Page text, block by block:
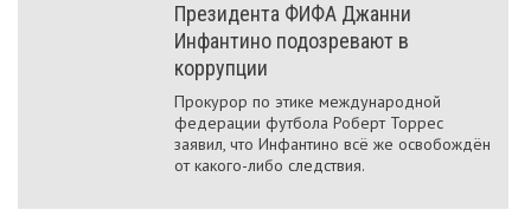
Президента ФИФА Джанни
Инфантино подозревают в
коррупции
Прокурор по этике международной
федерации футбола Роберт Торрес
заявил, что Инфантино всё же освобождён
от какого-либо следствия.